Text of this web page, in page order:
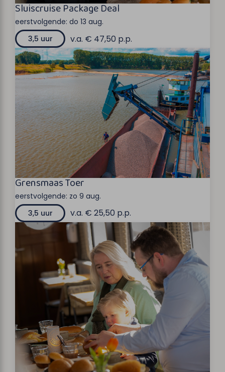
Sluiscruise Package Deal
eerstvolgende: do 13 aug.
3,5 uur
v.a. € 47,50 p.p.
Grensmaas Toer
eerstvolgende: zo 9 aug.
3,5 uur
v.a. € 25,50 p.p.